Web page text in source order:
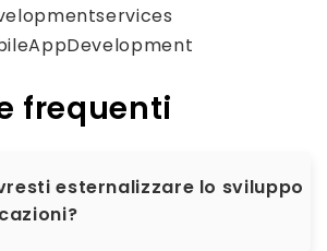
frequenti
esternalizzare lo sviluppo